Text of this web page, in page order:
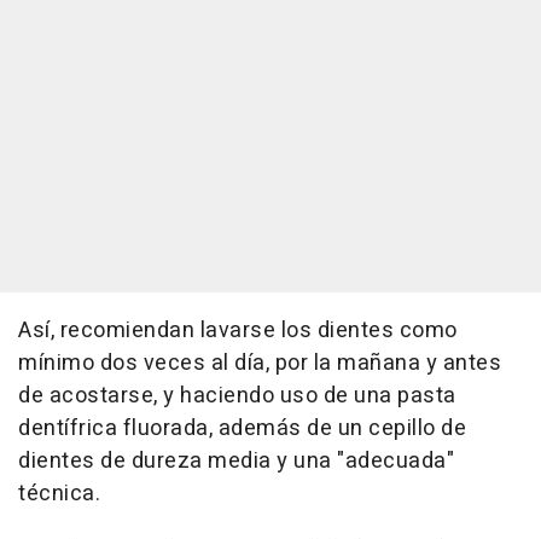
Así, recomiendan lavarse los dientes como
mínimo dos veces al día, por la mañana y antes
de acostarse, y haciendo uso de una pasta
dentífrica fluorada, además de un cepillo de
dientes de dureza media y una "adecuada"
técnica.